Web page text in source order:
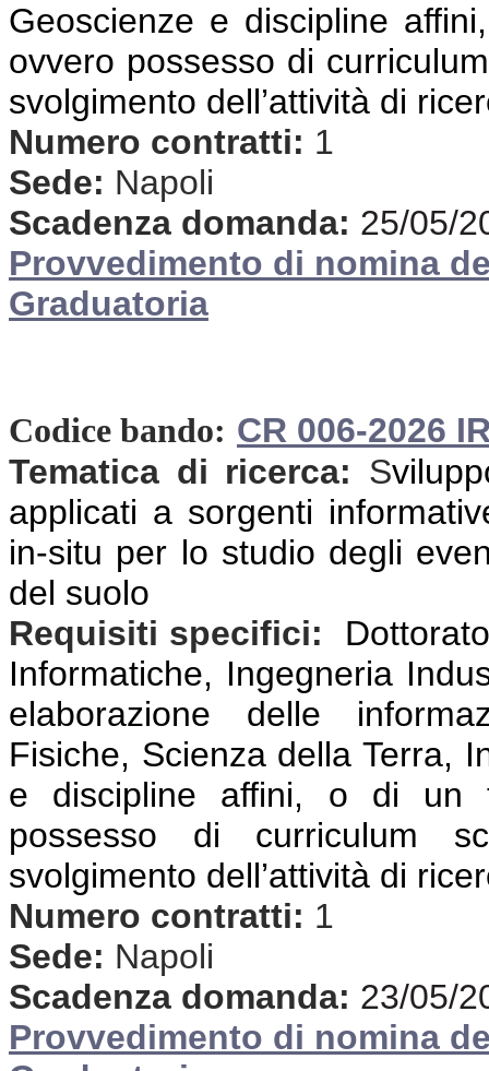
Geoscienze e discipline
ovvero possesso di
svolgimento dell’attività di
Numero contratti: 1
Sede: Napoli
Scadenza domanda: 25/05/
Provvedimento di nomina
Graduatoria
Codice bando: CR 006-2026
Tematica di ricerca: S
applicati a sorgenti
in-situ per lo studio degli
del suolo
Requisiti specifici:
Informatiche, Ingegneria
elaborazione delle
Fisiche, Scienza della Terra,
e discipline affini, o di un
possesso di curriculum
svolgimento dell’attività di
Numero contratti: 1
Sede: Napoli
Scadenza domanda: 23/05/
Provvedimento di nomina